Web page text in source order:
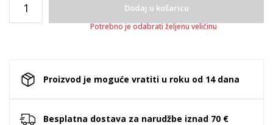
Dodaj u košaricu
Potrebno je odabrati željenu veličinu
Proizvod je moguće vratiti u roku od 14 dana
Besplatna dostava za narudžbe iznad 70 €